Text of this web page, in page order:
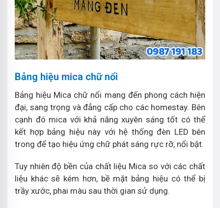
Bảng hiệu mica chữ nổi
Bảng hiệu Mica chữ nổi mang đến phong cách hiện
đại, sang trọng và đẳng cấp cho các homestay. Bên
cạnh đó mica với khả năng xuyên sáng tốt có thể
kết hợp bảng hiệu này với hệ thống đèn LED bên
trong để tạo hiệu ứng chữ phát sáng rực rỡ, nổi bật.
Tuy nhiên độ bền của chất liệu Mica so với các chất
liệu khác sẽ kém hơn, bề mặt bảng hiệu có thể bị
trầy xước, phai màu sau thời gian sử dụng.